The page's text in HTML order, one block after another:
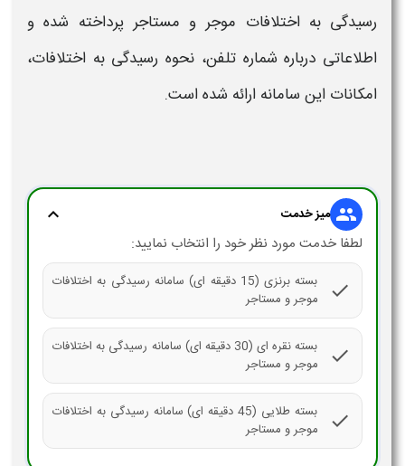
رسیدگی بهاختلافات موجرو مستاجر پرداخته شده و
اطلاعاتی درباره شماره تلفن، نحوه رسیدگیبه اختلافات،
امکانات این سامانه ارائه شده است.
group میز خدمت expand_more
لطفا خدمت مورد نظر خود را انتخاب نمایید:
check
بسته برنزی (15 دقیقه ای) سامانه رسیدگی به اختلافات
موجر و مستاجر
check
بسته نقره ای (30 دقیقه ای) سامانه رسیدگی به اختلافات
موجر و مستاجر
check
بسته طلایی (45 دقیقه ای) سامانه رسیدگی به اختلافات
موجر و مستاجر